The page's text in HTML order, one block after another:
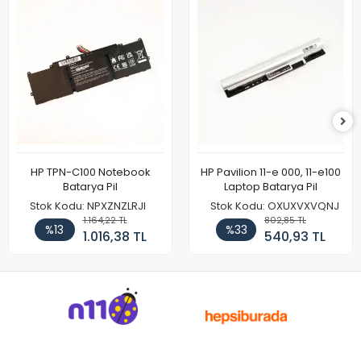
HP TPN-C100 Notebook
Batarya Pil
Stok Kodu: NPXZNZLRJI
%13
1.164,22 TL
1.016,38 TL
HP Pavilion 11-e 000, 11-e100
Laptop Batarya Pil
Stok Kodu: OXUXVXVQNJ
%33
802,85 TL
540,93 TL